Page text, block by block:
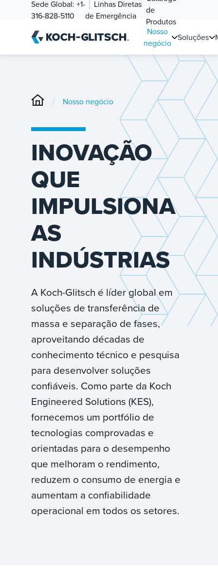
Sede Global: +1-
316-828-5110
Linhas Diretas
de Emergência
de
Produtos
Nosso
negócio
Soluções
/ Nosso negócio
INOVAÇÃO
QUE
IMPULSIONA
AS
INDÚSTRIAS
A Koch-Glitsch é líder global em
soluções de transferência de
massa e separação de fases,
aproveitando décadas de
conhecimento técnico e pesquisa
para desenvolver soluções
confiáveis. Como parte da Koch
Engineered Solutions (KES),
fornecemos um portfólio de
tecnologias comprovadas e
orientadas para o desempenho
que melhoram o rendimento,
reduzem o consumo de energia e
aumentam a confiabilidade
operacional em todos os setores.